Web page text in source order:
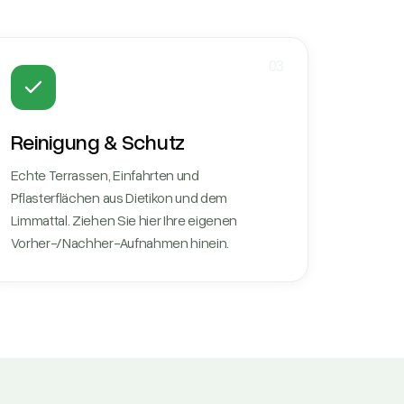
Reinigung & Schutz
Echte Terrassen, Einfahrten und
Pflasterflächen aus Dietikon und dem
Limmattal. Ziehen Sie hier Ihre eigenen
Vorher-/Nachher-Aufnahmen hinein.